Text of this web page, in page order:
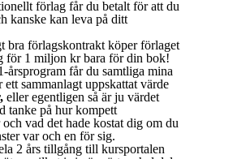
förlag får du betalt för att du
kanske kan leva på ditt
bra förlagskontrakt köper förlaget
för 1 miljon kr bara för din bok!
årsprogram får du samtliga mina
sammanlagt uppskattat värde
eller egentligen så är ju värdet
tanke på hur kompett
vad det hade kostat dig om du
var och en för sig.
2 års tillgång till kursportalen